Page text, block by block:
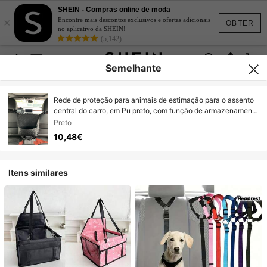
OBTER
×
SHEIN - Compras online de moda
Encontre mais descontos exclusivos e ofertas adicionais
no aplicativo da SHEIN!
(5,142)
Semelhante
Rede de proteção para animais de estimação para o assento
central do carro, em Pu preto, com função de armazenamento
(1 Peça).
Preto
10,48€
Itens similares